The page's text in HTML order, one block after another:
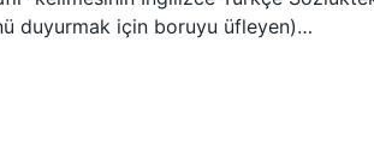
duyurmak için boruyu üfleyen)…